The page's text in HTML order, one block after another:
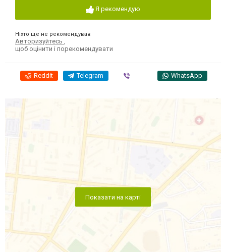
Я рекомендую
Ніхто ще не рекомендував
Авторизуйтесь
щоб оцінити і порекомендувати
Reddit Telegram WhatsApp
Показати на карті